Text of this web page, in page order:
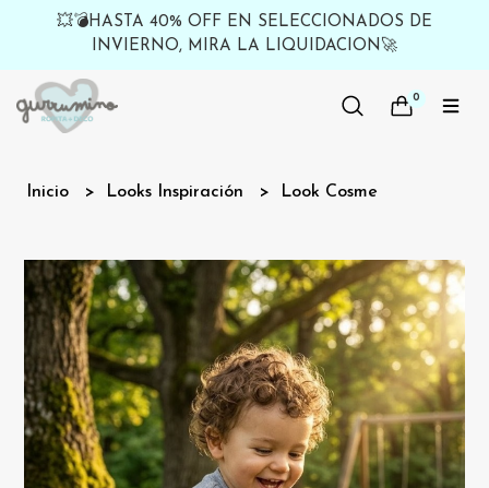
💥💣HASTA 40% OFF EN SELECCIONADOS DE
INVIERNO, MIRA LA LIQUIDACION🚀
0
Inicio Looks Inspiración Look Cosme